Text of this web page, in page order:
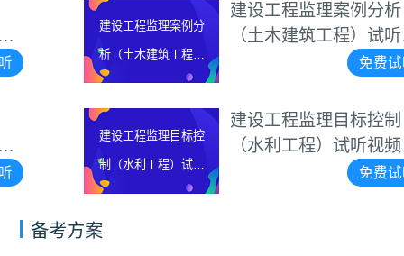
建设工程监理案例分
析（土木建筑工程）
试听视频
建设工程监理案例分析
（土木建筑工程）试听视
频
免费试听
建设工程监理目标控
制（水利工程）试听
视频
建设工程监理目标控制
（水利工程）试听视频
免费试听
备考方案